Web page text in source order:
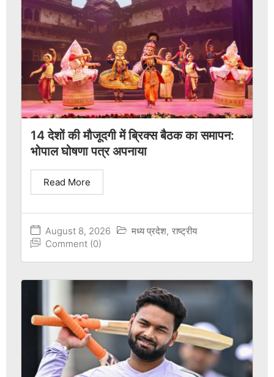
14 देशों की मौजूदगी में ब्रिक्स बैठक का समापन:
भोपाल घोषणा पत्र अपनाया
August 8, 2026 मध्य प्रदेश, राष्ट्रीय
Comment (0)
Read More